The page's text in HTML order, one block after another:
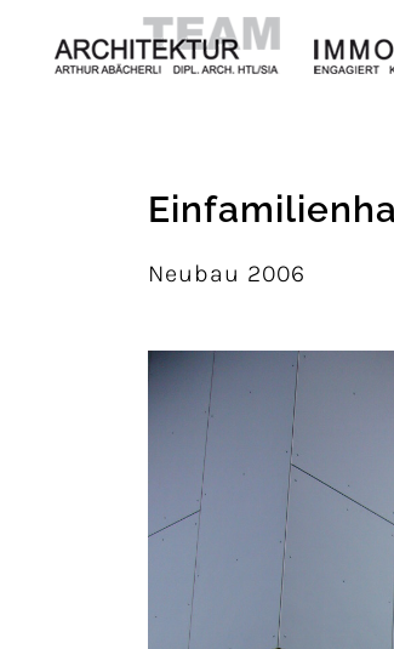
Neubau 2006